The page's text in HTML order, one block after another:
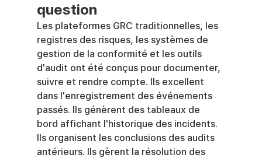
question
Les plateformes GRC traditionnelles, les
registres des risques, les systèmes de
gestion de la conformité et les outils
d'audit ont été conçus pour documenter,
suivre et rendre compte. Ils excellent
dans l'enregistrement des événements
passés. Ils génèrent des tableaux de
bord affichant l'historique des incidents.
Ils organisent les conclusions des audits
antérieurs. Ils gèrent la résolution des